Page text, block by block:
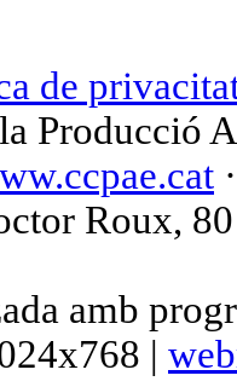
de
Producció
Roux,
amb
|